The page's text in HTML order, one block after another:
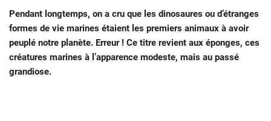
Pendant longtemps, on a cru que les dinosaures ou d’étranges
formes de vie marines étaient les premiers animaux à avoir
peuplé notre planète. Erreur ! Ce titre revient aux éponges, ces
créatures marines à l’apparence modeste, mais au passé
grandiose.